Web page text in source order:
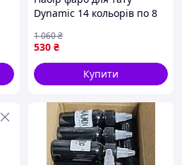
Dynamic 14 кольорів по 8
530 ₴
1 060₴
Купити